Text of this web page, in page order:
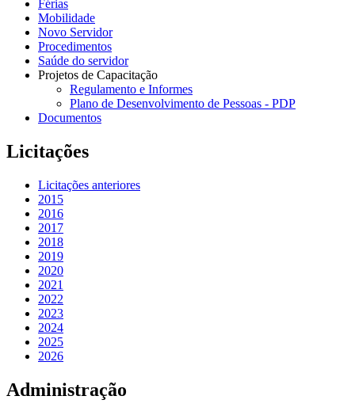
Férias
Mobilidade
Novo Servidor
Procedimentos
Saúde do servidor
Projetos de Capacitação
Regulamento e Informes
Plano de Desenvolvimento de Pessoas - PDP
Documentos
Licitações
Licitações anteriores
2015
2016
2017
2018
2019
2020
2021
2022
2023
2024
2025
2026
Administração